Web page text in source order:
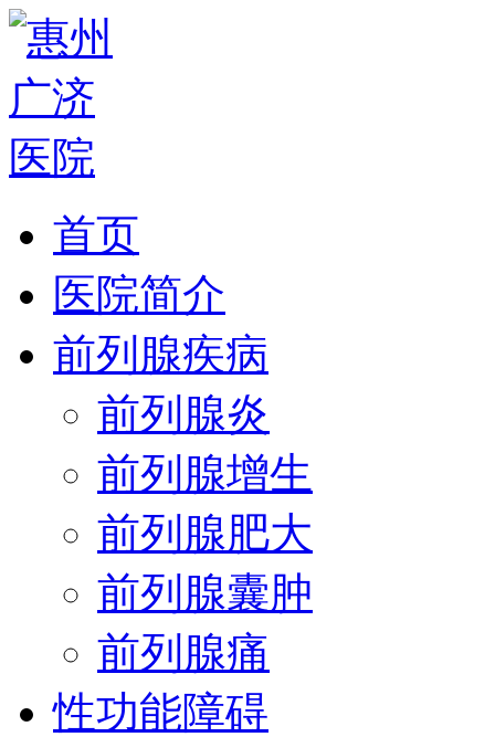
首页
医院简介
前列腺疾病
前列腺炎
前列腺增生
前列腺肥大
前列腺囊肿
前列腺痛
性功能障碍